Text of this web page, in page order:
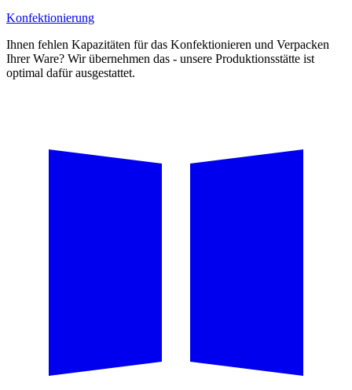
Konfektionierung
Ihnen fehlen Kapazitäten für das Konfektionieren und Verpacken
Ihrer Ware? Wir übernehmen das - unsere Produktionsstätte ist
optimal dafür ausgestattet.